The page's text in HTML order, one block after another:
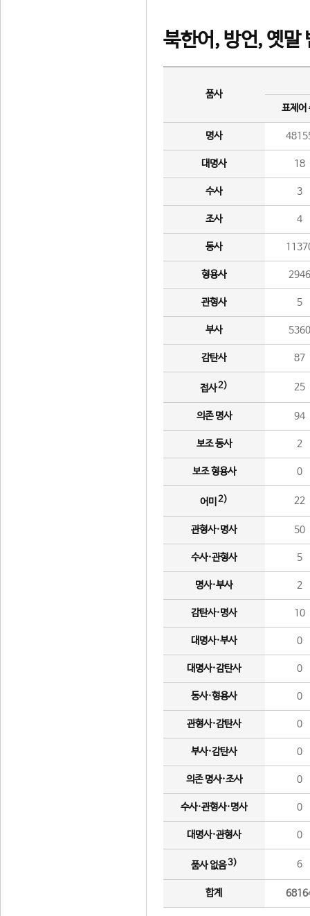
북한어, 방언, 옛말
품사
표제어
명사
대명사 18
수사 3
조사 4
동사
형용사 2946
관형사 5
부사 5360
감탄사 87
접사2) 25
의존 명사 94
보조 동사 2
보조 형용사 0
어미 2) 22
관형사·명사 50
수사·관형사 5
명사·부사 2
감탄사·명사 10
대명사·부사 0
대명사·감탄사 0
동사·형용사 0
관형사·감탄사 0
부사·감탄사 0
의존 명사·조사 0
수사·관형사·명사 0
대명사·관형사 0
품사 없음3) 6
합계